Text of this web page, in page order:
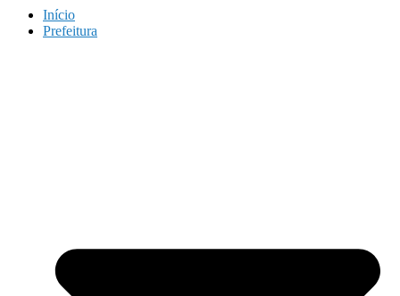
Início
Prefeitura